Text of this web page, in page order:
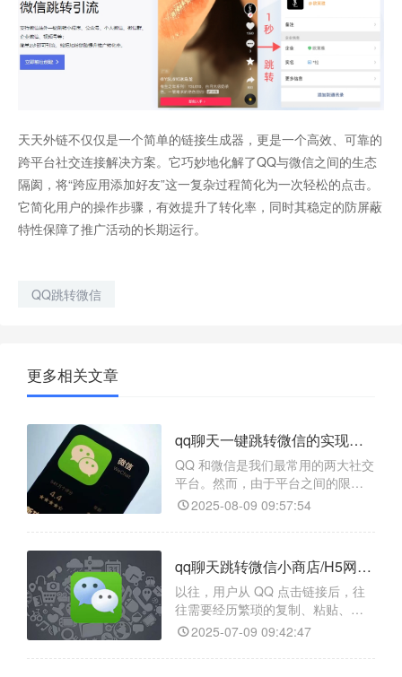
天天外链不仅仅是一个简单的链接生成器，更是一个高效、可靠的
跨平台社交连接解决方案。它巧妙地化解了QQ与微信之间的生态
隔阂，将“跨应用添加好友”这一复杂过程简化为一次轻松的点击。
它简化用户的操作步骤，有效提升了转化率，同时其稳定的防屏蔽
特性保障了推广活动的长期运行。
QQ跳转微信
更多相关文章
qq聊天一键跳转微信的实现方式是什么？
QQ 和微信是我们最常用的两大社交
平台。然而，由于平台之间的限
制，QQ 和微信之间的跳转一直是个
聊天时，想直接跳转到微信的某个
要手动切换应用、复制链接、扫码
等一系列繁琐操作，不仅浪费时
间，还容易让用户流失。
2025-08-09 09:57:54
qq聊天跳转微信小商店/H5网页如何实现高效引流？
以往，用户从 QQ 点击链接后，往
往需要经历繁琐的复制、粘贴、搜
索等步骤，才能进入微信小商店或
验，也导致了大量的流量流失。但
2025-07-09 09:42:47